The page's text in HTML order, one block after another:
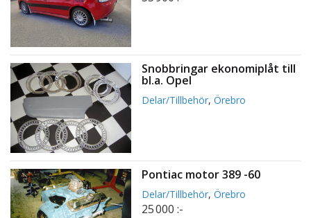
Snobbringar ekonomiplåt till
bl.a. Opel
Delar/Tillbehör,Örebro
Pontiac motor 389 -60
Delar/Tillbehör,Örebro
25 000 :-